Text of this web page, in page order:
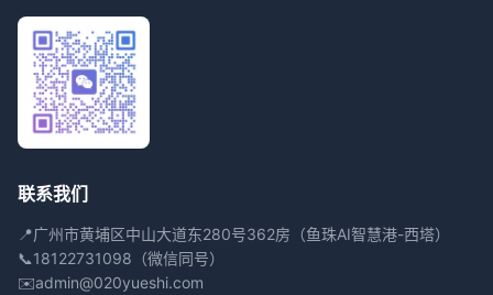
联系我们
📍广州市黄埔区中山大道东280号362房（鱼珠AI智慧港-西塔）
📞18122731098（微信同号）
✉️admin@020yueshi.com